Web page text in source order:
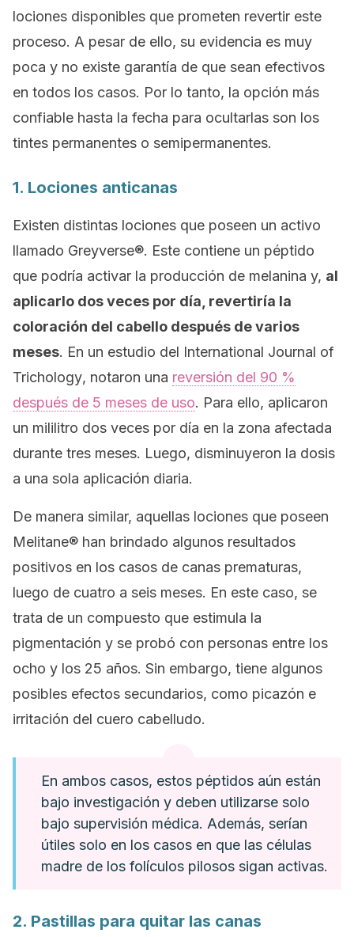
lociones disponibles que prometen revertir este
proceso. A pesar de ello, su evidencia es muy
poca y no existe garantía de que sean efectivos
en todos los casos. Por lo tanto, la opción más
confiable hasta la fecha para ocultarlas son los
tintes permanentes o semipermanentes.
1. Lociones anticanas
Existen distintas lociones que poseen un activo
llamado Greyverse®. Este contiene un péptido
que podría activar la producción de melanina y, al
aplicarlo dos veces por día, revertiría la
coloración del cabello después de varios
meses. En un estudio del International Journal of
Trichology, notaron una reversión del 90 %
después de 5 meses de uso. Para ello, aplicaron
un mililitro dos veces por día en la zona afectada
durante tres meses. Luego, disminuyeron la dosis
a una sola aplicación diaria.
De manera similar, aquellas lociones que poseen
Melitane® han brindado algunos resultados
positivos en los casos de canas prematuras,
luego de cuatro a seis meses. En este caso, se
trata de un compuesto que estimula la
pigmentación y se probó con personas entre los
ocho y los 25 años. Sin embargo, tiene algunos
posibles efectos secundarios, como picazón e
irritación del cuero cabelludo.
En ambos casos, estos péptidos aún están
bajo investigación y deben utilizarse solo
bajo supervisión médica. Además, serían
útiles solo en los casos en que las células
madre de los folículos pilosos sigan activas.
2. Pastillas para quitar las canas